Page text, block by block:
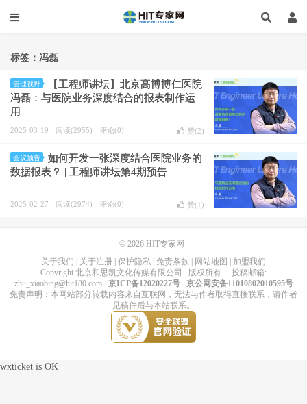
标签：冯磊
管理视野
【工程师讲坛】北京高博博仁医院
冯磊：与医院业务深度结合的报表制作运
用
2025-03-19 阅读(2955) 评论(0) 赞(2)
会议预告
如何开发一张深度结合医院业务的
数据报表？ | 工程师讲坛第4期预告
2025-02-27 阅读(2974) 评论(0) 赞(1 )
© 2026 HIT专家网
关于我们
关于注册 保护隐私 免责条款 网站地图
加盟我们
Copyright 北京和思凯文化传媒有限公司 版权所有. 投稿邮箱:
zhu_xiaobing@hit180.com
京ICP备12020227号
京公网安备11010802010595号
免责声明：本网站部分转载内容来自互联网，无法与作者取得直接联系，请作者
见稿件后与本站联系。
wxticket is OK